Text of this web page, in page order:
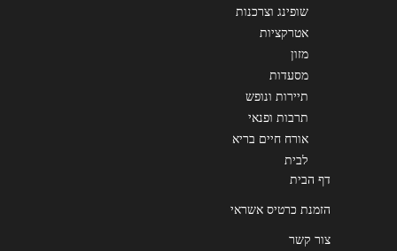
שופינג וצרכנות
אטרקציות
מזון
מסעדות
תיירות ונופש
תרבות ופנאי
אורח חיים בריא
לבית
דף הבית
הזמנת כרטיס אשראי
צור קשר